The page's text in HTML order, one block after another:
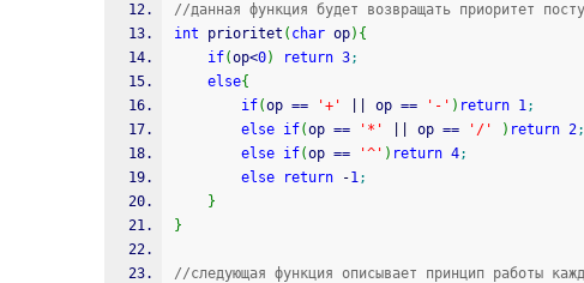
//данная функция будет возвращать приоритет
int prioritet ( char op) {
if(op<0) return 3;
else{
if(op == '+' op == '-' ) return 1;
else if(op == '*' op == '/' ) return 2;
else if(op == '^' ) return 4;
else
return -1;
}
}
//следующая функция описывает принцип работы